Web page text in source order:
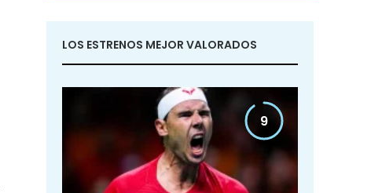
LOS ESTRENOS MEJOR VALORADOS
9